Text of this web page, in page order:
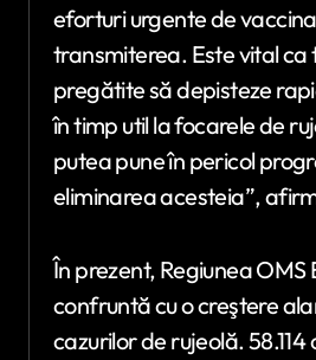
eforturi urgente de
transmiterea. Este vital ca
pregătite să depisteze
în timp util la focarele de
putea pune în pericol
eliminarea acesteia”,
În prezent, Regiunea OMS
confruntă cu o creştere
cazurilor de rujeolă.